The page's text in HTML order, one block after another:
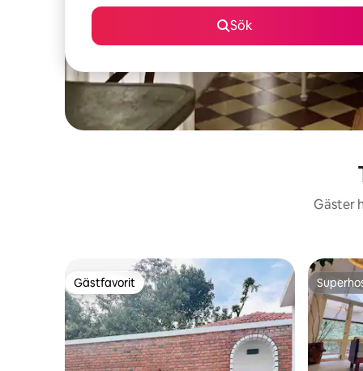
Sök
Gäster
Gästfavorit
Gästfavorit